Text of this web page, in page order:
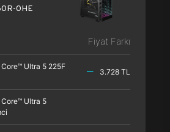
0HE
Fiyat Farkı
Ultra 5 225F
3.728 TL
Ultra 5